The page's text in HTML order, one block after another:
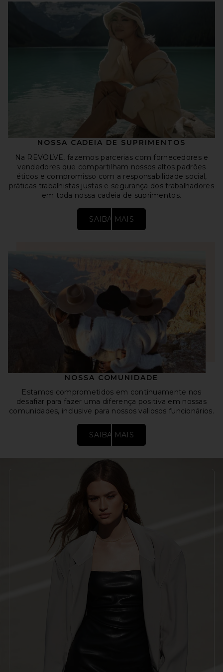
NOSSA CADEIA DE SUPRIMENTOS
Na REVOLVE, fazemos parcerias com fornecedores e
vendedores que compartilham nossos altos padrões
éticos e compromisso com a responsabilidade social,
práticas trabalhistas justas e segurança dos trabalhadores
em toda nossa cadeia de suprimentos.
SAIBA MAISAbre em uma nova janela
NOSSA COMUNIDADE
Estamos comprometidos em continuamente nos
desafiar para fazer uma diferença positiva em nossas
comunidades, inclusive para nossos valiosos funcionários.
SAIBA MAISAbre em uma nova janela